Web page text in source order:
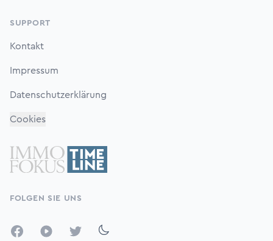
SUPPORT
Kontakt
Impressum
Datenschutzerklärung
Cookies
FOLGEN SIE UNS
FacebookYouTubeTwitter